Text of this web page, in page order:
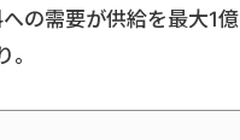
の需要が供給を最大1